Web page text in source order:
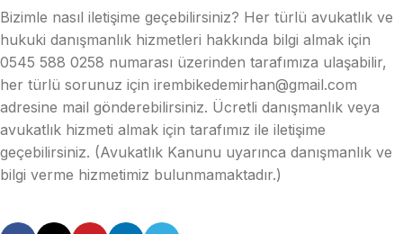
Bizimle nasıl iletişime geçebilirsiniz? Her türlü avukatlık ve
hukuki danışmanlık hizmetleri hakkında bilgi almak için
0545 588 0258 numarası üzerinden tarafımıza ulaşabilir,
her türlü sorunuz için irembikedemirhan@gmail.com
adresine mail gönderebilirsiniz. Ücretli danışmanlık veya
avukatlık hizmeti almak için tarafımız ile iletişime
geçebilirsiniz. (Avukatlık Kanunu uyarınca danışmanlık ve
bilgi verme hizmetimiz bulunmamaktadır.)